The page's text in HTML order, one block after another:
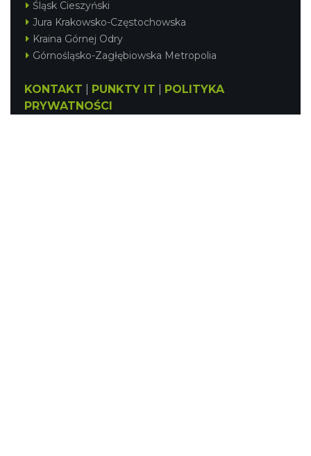
Śląsk Cieszyński
Jura Krakowsko-Częstochowska
Kraina Górnej Odry
Górnośląsko-Zagłębiowska Metropolia
KONTAKT PUNKTY IT
POLITYKA
PRYWATNOŚCI